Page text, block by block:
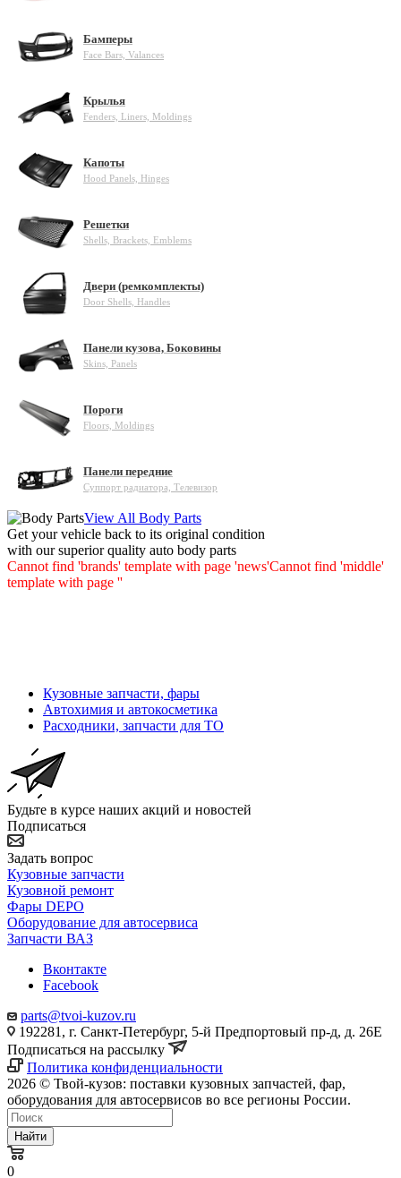
Бамперы
Face Bars, Valances
Крылья
Fenders, Liners, Moldings
Капоты
Hood Panels, Hinges
Решетки
Shells, Brackets, Emblems
Двери (ремкомплекты)
Door Shells, Handles
Панели кузова, Боковины
Skins, Panels
Пороги
Floors, Moldings
Панели передние
Суппорт радиатора, Телевизор
View All Body Parts
Get your vehicle back to its original condition
with our superior quality auto body parts
Cannot find 'brands' template with page 'news'Cannot find 'middle'
template with page ''
Кузовные запчасти, фары
Автохимия и автокосметика
Расходники, запчасти для ТО
Будьте в курсе наших акций и новостей
Подписаться
Задать вопрос
Кузовные запчасти
Кузовной ремонт
Фары DEPO
Оборудование для автосервиса
Запчасти ВАЗ
Вконтакте
Facebook
parts@tvoi-kuzov.ru
192281, г. Санкт-Петербург, 5-й Предпортовый пр-д, д. 26Е
Подписаться на рассылку
Политика конфиденциальности
2026 © Твой-кузов: поставки кузовных запчастей, фар,
оборудования для автосервисов во все регионы России.
Найти
0